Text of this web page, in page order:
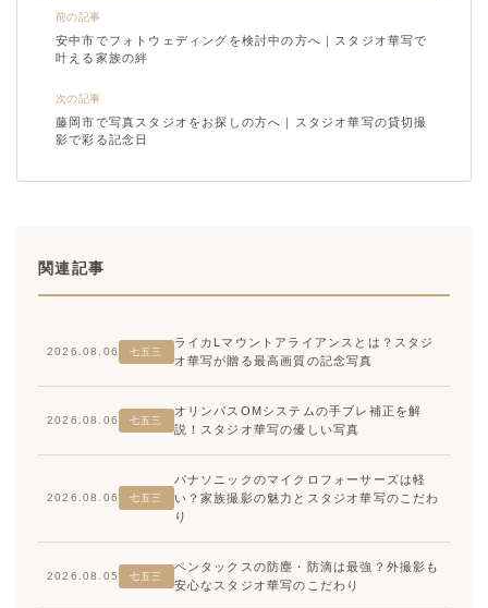
前の記事
安中市でフォトウェディングを検討中の方へ｜スタジオ華写で
叶える家族の絆
次の記事
藤岡市で写真スタジオをお探しの方へ｜スタジオ華写の貸切撮
影で彩る記念日
関連記事
2026.08.06 七五三
ライカLマウントアライアンスとは？スタジ
オ華写が贈る最高画質の記念写真
2026.08.06 七五三
オリンパスOMシステムの手ブレ補正を解
説！スタジオ華写の優しい写真
2026.08.06 七五三
パナソニックのマイクロフォーサーズは軽
い？家族撮影の魅力とスタジオ華写のこだわ
り
2026.08.05 七五三
ペンタックスの防塵・防滴は最強？外撮影も
安心なスタジオ華写のこだわり